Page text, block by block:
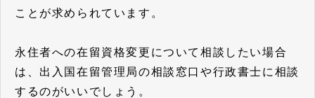
ことが求められています。
永住者への在留資格変更について相談したい場合
は、出入国在留管理局の相談窓口や行政書士に相談
するのがいいでしょう。